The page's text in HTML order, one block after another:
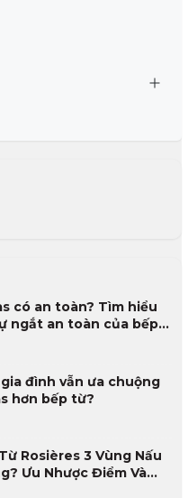
có an toàn? Tìm hiểu
ngắt an toàn của bếp
đình vẫn ưa chuộng
hơn bếp từ?
Rosières 3 Vùng Nấu
Ưu Nhược Điểm Và